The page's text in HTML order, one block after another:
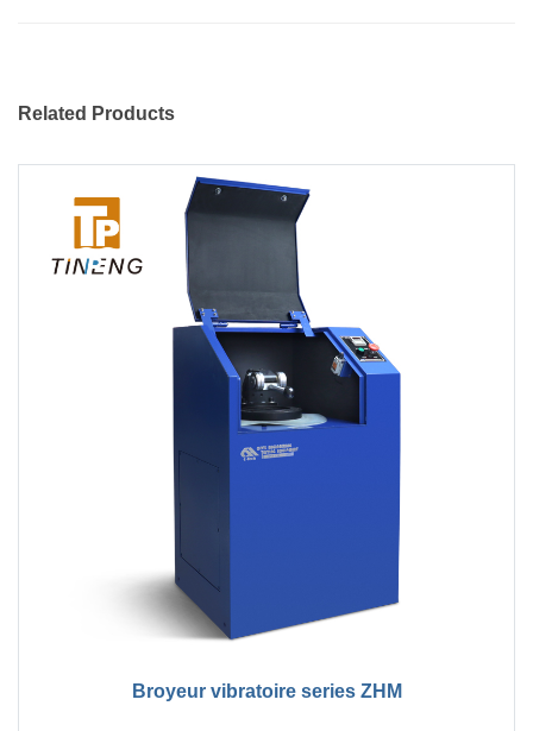
Related Products
Broyeur vibratoire series ZHM